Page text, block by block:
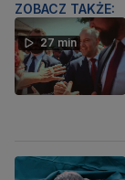
ZOBACZ TAKŻE:
27 min